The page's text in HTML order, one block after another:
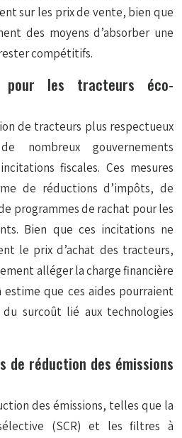
sur les prix de vente, bien que
des moyens d’absorber une
compétitifs.
pour les tracteurs éco-
de tracteurs plus respectueux
nombreux gouvernements
fiscales. Ces mesures
de réductions d’impôts, de
programmes de rachat pour les
Bien que ces incitations ne
le prix d’achat des tracteurs,
alléger la charge financière
estime que ces aides pourraient
du surcoût lié aux technologies
de réduction des émissions
des émissions, telles que la
(SCR) et les filtres à